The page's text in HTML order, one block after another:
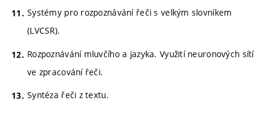
Systémy pro rozpoznávání řeči s velkým slovníkem
(LVCSR).
Rozpoznávání mluvčího a jazyka. Využití neuronových sítí
ve zpracování řeči.
Syntéza řeči z textu.